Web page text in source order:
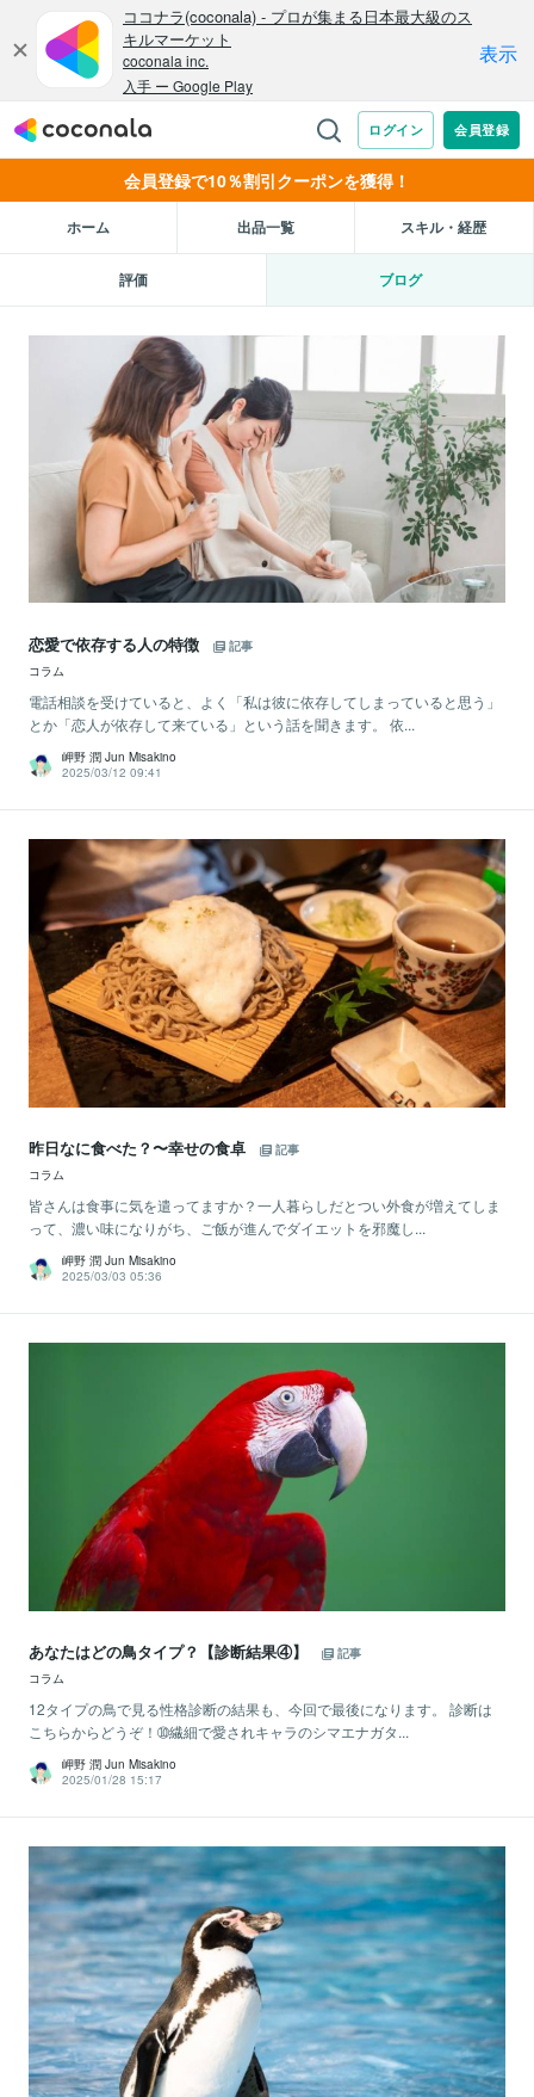
会員登録で10％割引クーポンを獲得！
ホーム 出品一覧 スキル・経歴
評価 ブログ
恋愛で依存する人の特徴
記事
コラム
電話相談を受けていると、よく「私は彼に依存してしまっていると思う」
とか「恋人が依存して来ている」という話を聞きます。 依...
岬野 潤 Jun Misakino
2025/03/12 09:41
昨日なに食べた？〜幸せの食卓
記事
コラム
皆さんは食事に気を遣ってますか？一人暮らしだとつい外食が増えてしま
って、濃い味になりがち、ご飯が進んでダイエットを邪魔し...
岬野 潤 Jun Misakino
2025/03/03 05:36
あなたはどの鳥タイプ？【診断結果④】
記事
コラム
12タイプの鳥で見る性格診断の結果も、今回で最後になります。 診断は
こちらからどうぞ！➉繊細で愛されキャラのシマエナガタ...
岬野 潤 Jun Misakino
2025/01/28 15:17